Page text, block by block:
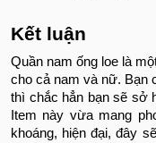
Kết luận
Quần nam ống loe là
cho cả nam và nữ. Bạn
thì chắc hẳn bạn sẽ sở
Item này vừa mang
khoáng, hiện đại, đây